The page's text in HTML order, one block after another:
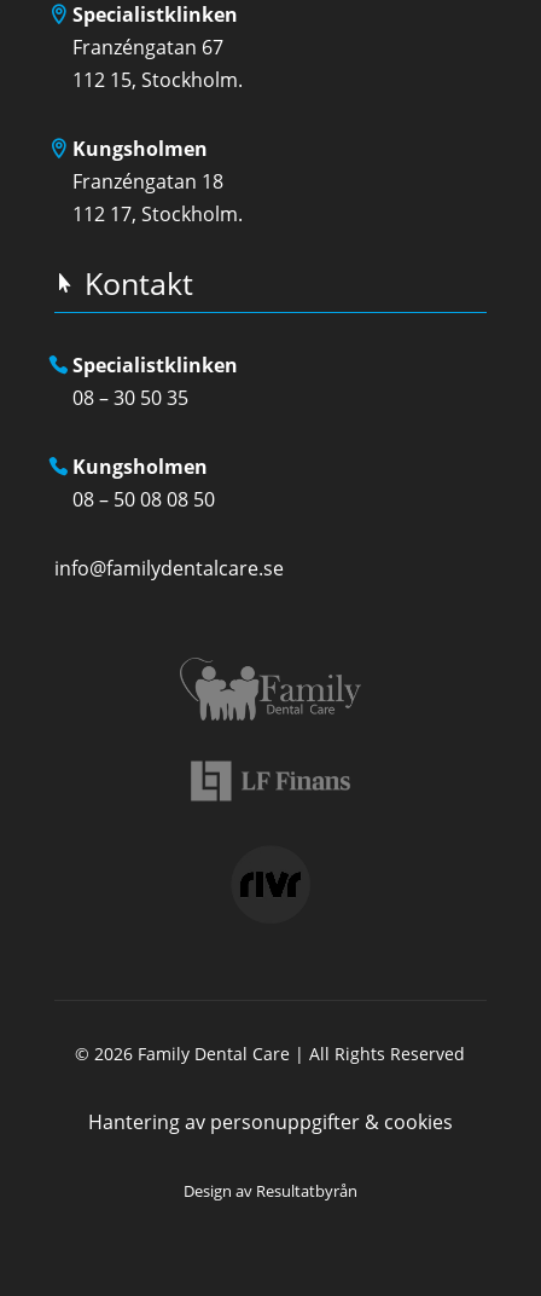
Specialistklinken
Franzéngatan 67
112 15, Stockholm.
Kungsholmen
Franzéngatan 18
112 17, Stockholm.
Kontakt
Specialistklinken
08 – 30 50 35
Kungsholmen
08 – 50 08 08 50
info@familydentalcare.se
© 2026 Family Dental Care | All Rights Reserved
Hantering av personuppgifter & cookies
Design av Resultatbyrån